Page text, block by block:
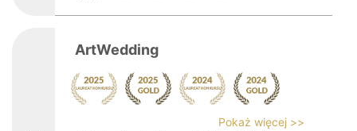
ArtWedding
Pokaż więcej >>